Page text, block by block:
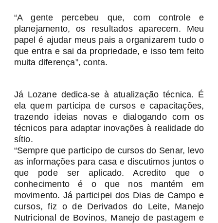
“A gente percebeu que, com controle e
planejamento, os resultados aparecem. Meu
papel é ajudar meus pais a organizarem tudo o
que entra e sai da propriedade, e isso tem feito
muita diferença”, conta.
Já Lozane dedica-se à atualização técnica. É
ela quem participa de cursos e capacitações,
trazendo ideias novas e dialogando com os
técnicos para adaptar inovações à realidade do
sítio.
“Sempre que participo de cursos do Senar, levo
as informações para casa e discutimos juntos o
que pode ser aplicado. Acredito que o
conhecimento é o que nos mantém em
movimento. Já participei dos Dias de Campo e
cursos, fiz o de Derivados do Leite, Manejo
Nutricional de Bovinos, Manejo de pastagem e